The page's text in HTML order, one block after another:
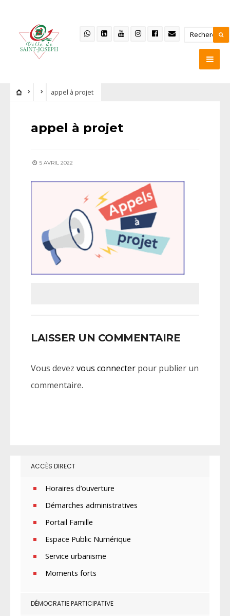
appel à projet
appel à projet
5 AVRIL 2022
LAISSER UN COMMENTAIRE
Vous devez vous connecter pour publier un
commentaire.
ACCÈS DIRECT
Horaires d’ouverture
Démarches administratives
Portail Famille
Espace Public Numérique
Service urbanisme
Moments forts
DÉMOCRATIE PARTICIPATIVE